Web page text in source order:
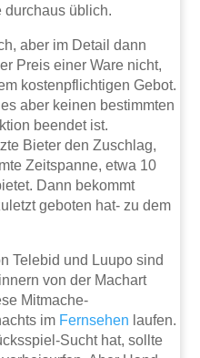
durchaus üblich.
aber im Detail dann
Preis einer Ware nicht,
kostenpflichtigen Gebot.
aber keinen bestimmten
beendet ist.
Bieter den Zuschlag,
Zeitspanne, etwa 10
Dann bekommt
geboten hat- zu dem
Telebid und Luupo sind
von der Machart
Mitmache-
im Fernsehen laufen.
Sucht hat, sollte